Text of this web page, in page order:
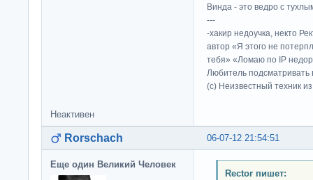
Винда - это ведро с
---
-хакир недоучка, некто
автор «Я этого не
тебя» «Ломаю по IP
Любитель подсматривать
(c) Неизвестный техник
Неактивен
06-07-12 21:54:51
Rorschach
Еще один Великий Человек
Rector пишет: